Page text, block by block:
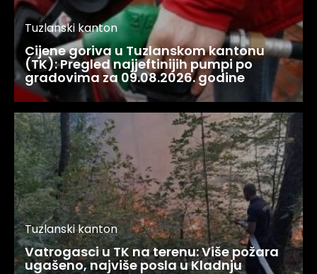
Tuzlanski kanton
Cijene goriva u Tuzlanskom kantonu
(TK): Pregled najjeftinijih pumpi po
gradovima za 09.08.2026. godine
Tuzlanski kanton
Vatrogasci u TK na terenu: Više požara
ugašeno, najviše posla u Kladnju